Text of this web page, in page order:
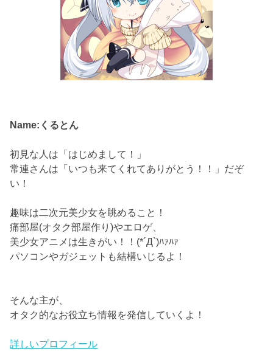
Name:くるとん
初見な人は「はじめまして！」
常連さんは「いつも来てくれてありがとう！！」だぞ
い！
趣味は二次元美少女を眺めること！
痛部屋(オタク部屋作り)やエロゲ、
美少女アニメは生きがい！！(*´Д`)ﾊｧﾊｧ
パソコンやガジェットも結構いじるよ！
そんな主が、
オタク的なお役立ち情報を発信していくよ！
詳しいプロフィール